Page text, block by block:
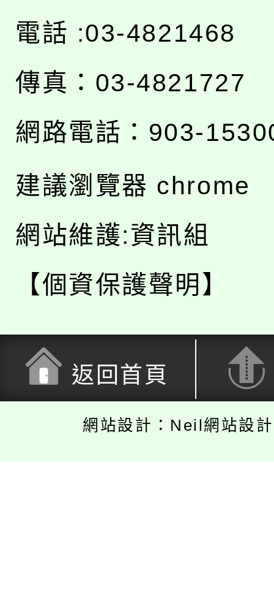
電話 :03-4821468
傳真：03-4821727
網路電話：903-
建議瀏覽器 chrome
網站維護:資訊組
【個資保護聲明】
返回首頁
網站設計：Neil網站設